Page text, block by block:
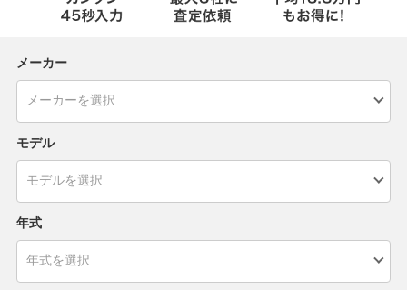
メーカー
モデル
年式